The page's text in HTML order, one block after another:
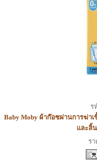
ร
Baby Moby ผ้าก๊อซผ่านการฆ่า
และลิ้น
ร